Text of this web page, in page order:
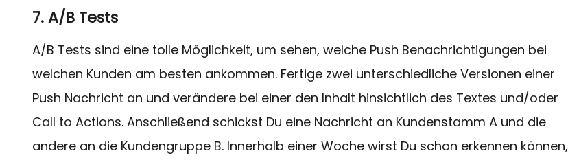
7. A/B Tests
A/B Tests sind eine tolle Möglichkeit, um sehen, welche Push Benachrichtigungen bei
welchen Kunden am besten ankommen. Fertige zwei unterschiedliche Versionen einer
Push Nachricht an und verändere bei einer den Inhalt hinsichtlich des Textes und/oder
Call to Actions. Anschließend schickst Du eine Nachricht an Kundenstamm A und die
andere an die Kundengruppe B. Innerhalb einer Woche wirst Du schon erkennen können,